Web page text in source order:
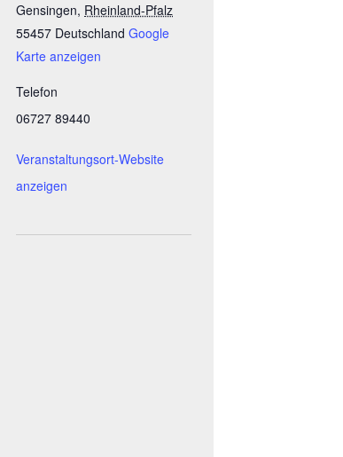
Gensingen, Rheinland-Pfalz
55457 Deutschland Google
Karte anzeigen
Telefon
06727 89440
Veranstaltungsort-Website
anzeigen